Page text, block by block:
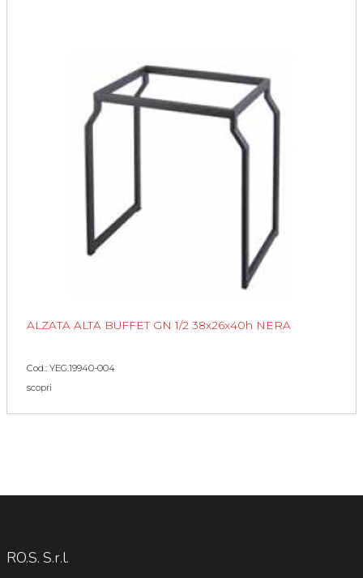
ALZATA ALTA BUFFET GN 1/2 38x26x40h NERA
Cod.: YEG.19940-004
scopri
RO.S. S.r.l.